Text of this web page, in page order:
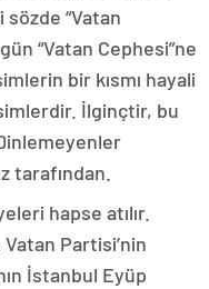
sözde “Vatan
“Vatan Cephesi”ne
bir kısmı hayali
İlginçtir, bu
tarafından.
hapse atılır.
Vatan Partisi’nin
İstanbul Eyüp